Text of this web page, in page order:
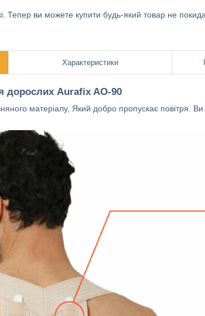
Тепер ви можете купити будь-який товар не
Характеристики
дорослих Aurafix AO-90
матеріалу, Який добро пропускає повітря. Ви